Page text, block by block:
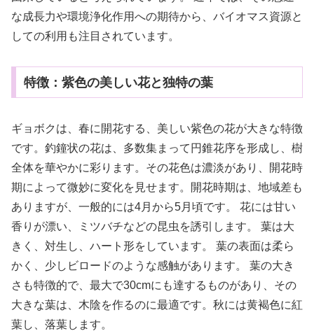
な成長力や環境浄化作用への期待から、バイオマス資源と
しての利用も注目されています。
特徴：紫色の美しい花と独特の葉
ギョボクは、春に開花する、美しい紫色の花が大きな特徴
です。釣鐘状の花は、多数集まって円錐花序を形成し、樹
全体を華やかに彩ります。その花色は濃淡があり、開花時
期によって微妙に変化を見せます。開花時期は、地域差も
ありますが、一般的には4月から5月頃です。 花には甘い
香りが漂い、ミツバチなどの昆虫を誘引します。 葉は大
きく、対生し、ハート形をしています。 葉の表面は柔ら
かく、少しビロードのような感触があります。 葉の大き
さも特徴的で、最大で30cmにも達するものがあり、その
大きな葉は、木陰を作るのに最適です。秋には黄褐色に紅
葉し、落葉します。